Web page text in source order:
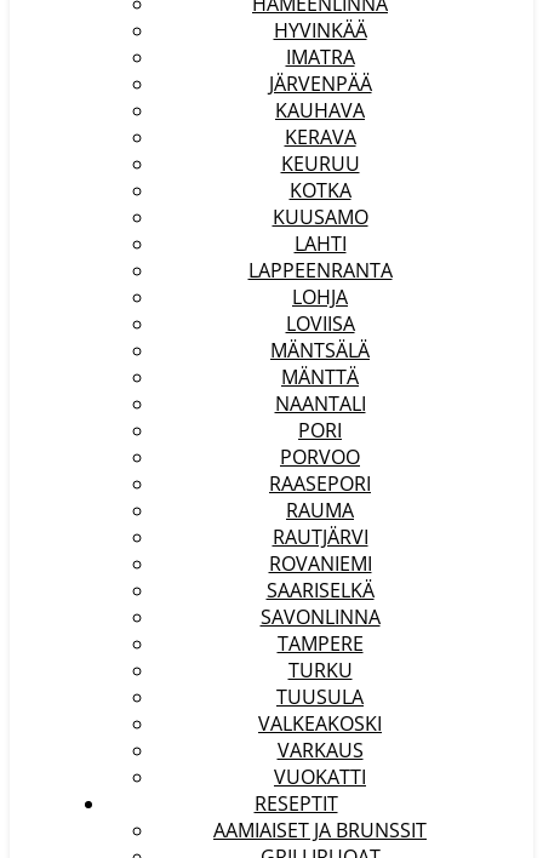
HYVINKÄÄ
IMATRA
JÄRVENPÄÄ
KAUHAVA
KERAVA
KEURUU
KOTKA
KUUSAMO
LAHTI
LAPPEENRANTA
LOHJA
LOVIISA
MÄNTSÄLÄ
MÄNTTÄ
NAANTALI
PORI
PORVOO
RAASEPORI
RAUMA
RAUTJÄRVI
ROVANIEMI
SAARISELKÄ
SAVONLINNA
TAMPERE
TURKU
TUUSULA
VALKEAKOSKI
VARKAUS
VUOKATTI
RESEPTIT
AAMIAISET JA BRUNSSIT